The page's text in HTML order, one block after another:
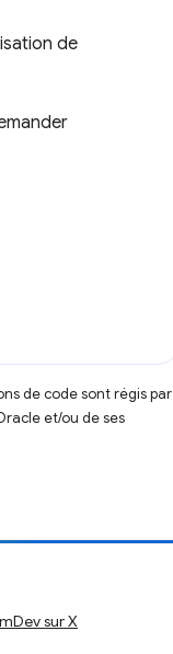
de
de code sont régis par
et/ou de ses
sur X